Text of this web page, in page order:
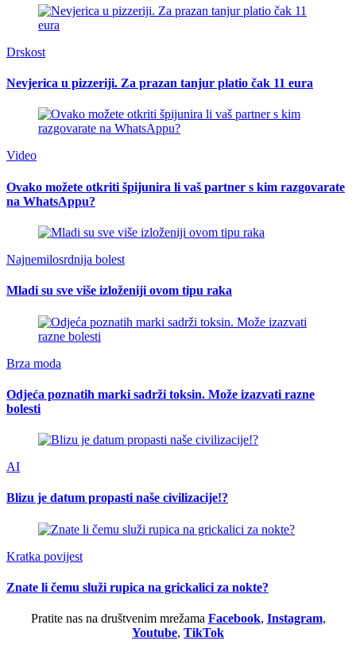
Drskost
Nevjerica u pizzeriji. Za prazan tanjur platio čak 11 eura
Video
Ovako možete otkriti špijunira li vaš partner s kim razgovarate
na WhatsAppu?
Najnemilosrdnija bolest
Mladi su sve više izloženiji ovom tipu raka
Brza moda
Odjeća poznatih marki sadrži toksin. Može izazvati razne
bolesti
AI
Blizu je datum propasti naše civilizacije!?
Kratka povijest
Znate li čemu služi rupica na grickalici za nokte?
Pratite nas na društvenim mrežama Facebook, Instagram,
Youtube, TikTok